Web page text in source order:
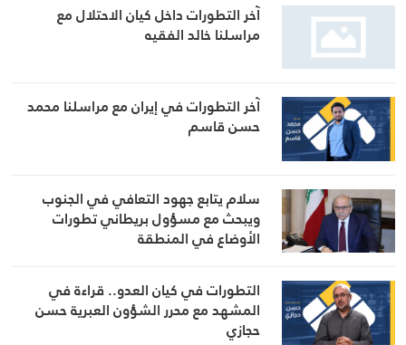
آخر التطورات داخل كيان الاحتلال مع
مراسلنا خالد الفقيه
آخر التطورات في إيران مع مراسلنا محمد
حسن قاسم
سلام يتابع جهود التعافي في الجنوب
ويبحث مع مسؤول بريطاني تطورات
الأوضاع في المنطقة
التطورات في كيان العدو.. قراءة في
المشهد مع محرر الشؤون العبرية حسن
حجازي